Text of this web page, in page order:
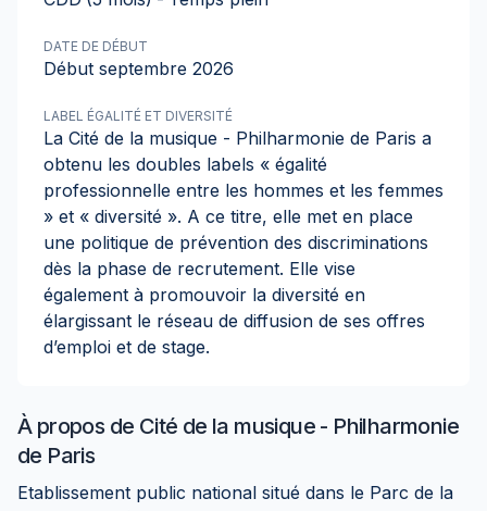
À propos de Cité de la musique - Philharmonie
de Paris
Etablissement public national situé dans le Parc de la
DATE DE DÉBUT
Début septembre 2026
LABEL ÉGALITÉ ET DIVERSITÉ
La Cité de la musique - Philharmonie de Paris a
obtenu les doubles labels « égalité
professionnelle entre les hommes et les femmes
» et « diversité ». A ce titre, elle met en place
une politique de prévention des discriminations
dès la phase de recrutement. Elle vise
également à promouvoir la diversité en
élargissant le réseau de diffusion de ses offres
d’emploi et de stage.